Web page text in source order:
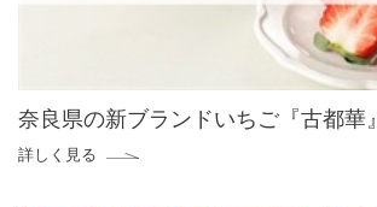
奈良県の新ブランドいちご『古都華』
詳しく見る